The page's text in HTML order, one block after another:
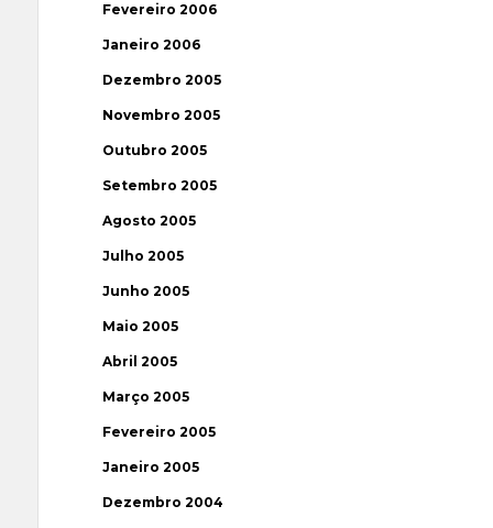
Fevereiro 2006
Janeiro 2006
Dezembro 2005
Novembro 2005
Outubro 2005
Setembro 2005
Agosto 2005
Julho 2005
Junho 2005
Maio 2005
Abril 2005
Março 2005
Fevereiro 2005
Janeiro 2005
Dezembro 2004